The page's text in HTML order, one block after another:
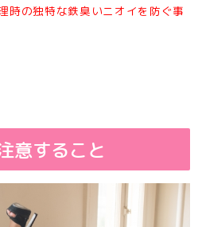
時の独特な鉄臭いニオイを防ぐ事
意すること